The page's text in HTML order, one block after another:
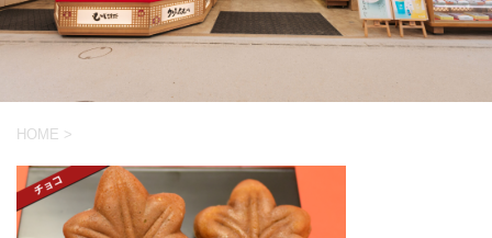
HOME >